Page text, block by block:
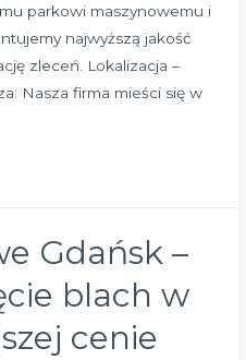
parkowi maszynowemu i
najwyższą jakość
zleceń. Lokalizacja –
Nasza firma mieści się w
Gdańsk –
blach w
cenie